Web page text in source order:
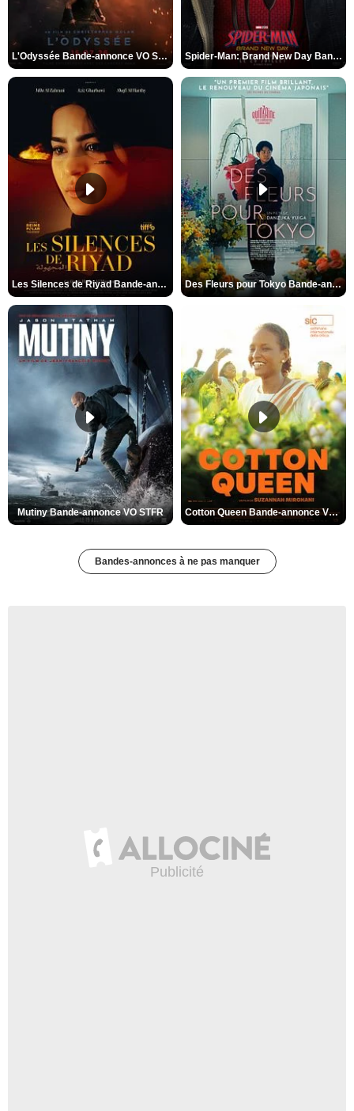
L'Odyssée Bande-annonce VO STFR Spider-Man: Brand New Day Bande-annonce VO STFR
Les Silences de Riyad Bande-annonce VO STFR Des Fleurs pour Tokyo Bande-annonce VO STFR
Mutiny Bande-annonce VO STFR Cotton Queen Bande-annonce VO STFR
Bandes-annonces à ne pas manquer